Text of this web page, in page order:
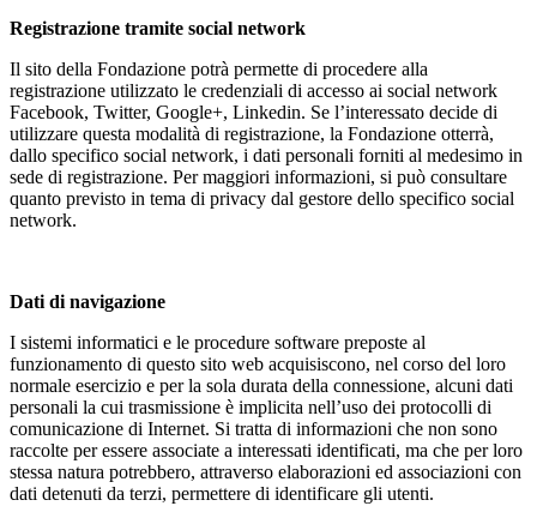
Registrazione tramite social network
Il sito della Fondazione potrà permette di procedere alla
registrazione utilizzato le credenziali di accesso ai social network
Facebook, Twitter, Google+, Linkedin. Se l’interessato decide di
utilizzare questa modalità di registrazione, la Fondazione otterrà,
dallo specifico social network, i dati personali forniti al medesimo in
sede di registrazione. Per maggiori informazioni, si può consultare
quanto previsto in tema di privacy dal gestore dello specifico social
network.
Dati di navigazione
I sistemi informatici e le procedure software preposte al
funzionamento di questo sito web acquisiscono, nel corso del loro
normale esercizio e per la sola durata della connessione, alcuni dati
personali la cui trasmissione è implicita nell’uso dei protocolli di
comunicazione di Internet. Si tratta di informazioni che non sono
raccolte per essere associate a interessati identificati, ma che per loro
stessa natura potrebbero, attraverso elaborazioni ed associazioni con
dati detenuti da terzi, permettere di identificare gli utenti.